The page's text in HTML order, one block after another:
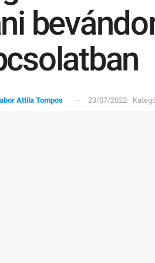
Attila Tompos 23/07/2022